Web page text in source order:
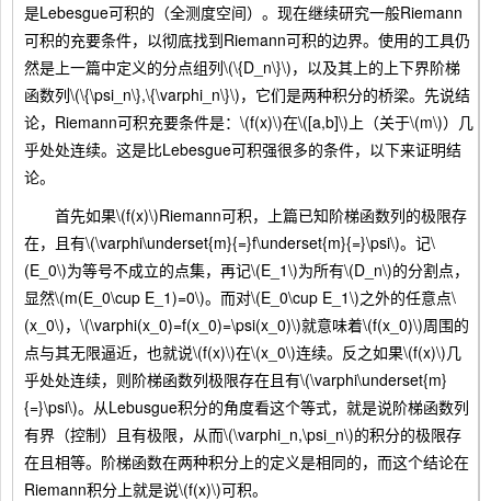
是Lebesgue可积的（全测度空间）。现在继续研究一般Riemann
可积的充要条件，以彻底找到Riemann可积的边界。使用的工具仍
然是上一篇中定义的分点组列\(\{D_n\}\)，以及其上的上下界阶梯
函数列\(\{\psi_n\},\{\varphi_n\}\)，它们是两种积分的桥梁。先说结
论，Riemann可积充要条件是：\(f(x)\)在\([a,b]\)上（关于\(m\)）几
乎处处连续。这是比Lebesgue可积强很多的条件，以下来证明结
论。
首先如果\(f(x)\)Riemann可积，上篇已知阶梯函数列的极限存
在，且有\(\varphi\underset{m}{=}f\underset{m}{=}\psi\)。记\
(E_0\)为等号不成立的点集，再记\(E_1\)为所有\(D_n\)的分割点，
显然\(m(E_0\cup E_1)=0\)。而对\(E_0\cup E_1\)之外的任意点\
(x_0\)，\(\varphi(x_0)=f(x_0)=\psi(x_0)\)就意味着\(f(x_0)\)周围的
点与其无限逼近，也就说\(f(x)\)在\(x_0\)连续。反之如果\(f(x)\)几
乎处处连续，则阶梯函数列极限存在且有\(\varphi\underset{m}
{=}\psi\)。从Lebusgue积分的角度看这个等式，就是说阶梯函数列
有界（控制）且有极限，从而\(\varphi_n,\psi_n\)的积分的极限存
在且相等。阶梯函数在两种积分上的定义是相同的，而这个结论在
Riemann积分上就是说\(f(x)\)可积。